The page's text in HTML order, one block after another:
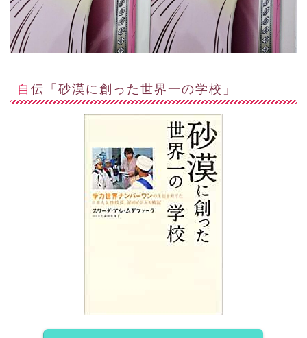
自伝「砂漠に創った世界一の学校」